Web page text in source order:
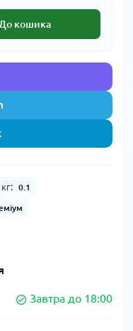
До кошика
0.1
Завтра до 18:00